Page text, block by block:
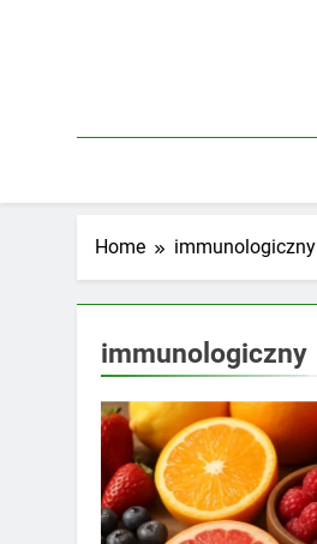
Home immunologiczny
immunologiczny